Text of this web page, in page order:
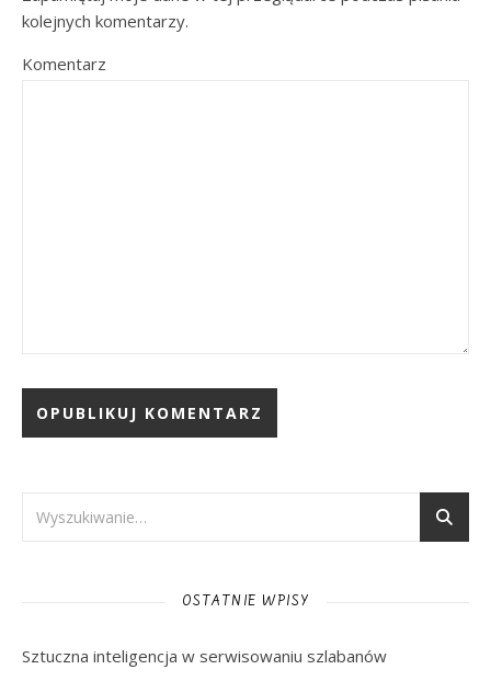
kolejnych komentarzy.
Komentarz
OSTATNIE WPISY
Sztuczna inteligencja w serwisowaniu szlabanów